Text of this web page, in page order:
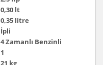
0,30 lt
0,35 litre
İpli
4 Zamanlı Benzinli
1
21 kg